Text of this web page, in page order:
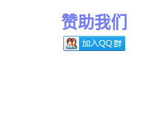
赞助我们